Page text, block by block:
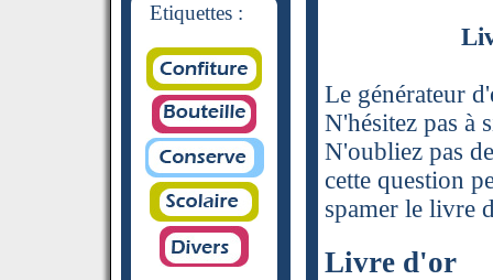
Etiquettes :
Le générateur
N'hésitez pas à
N'oubliez pas
cette question
spamer le livre
Livre d'or